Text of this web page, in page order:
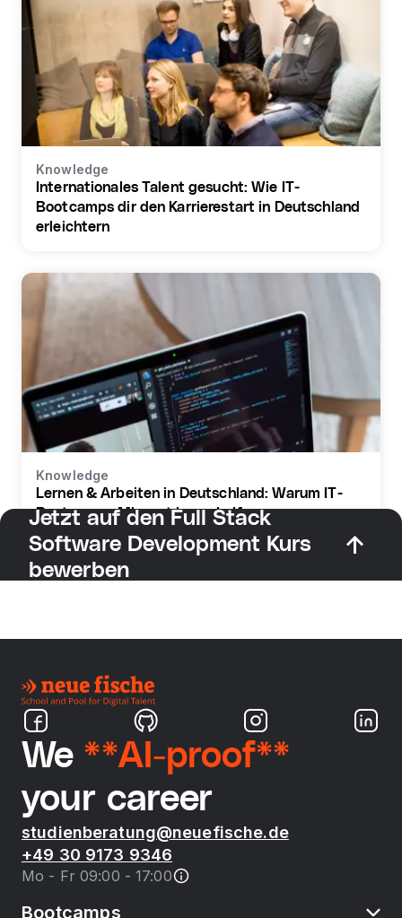
Knowledge
Internationales Talent gesucht: Wie IT-
Bootcamps dir den Karrierestart in Deutschland
erleichtern
Knowledge
Lernen & Arbeiten in Deutschland: Warum IT-
Bootcamps Migrant:innen helfen
Jetzt auf den Full Stack
Software Development Kurs
bewerben
We **AI-proof**
your career
studienberatung@neuefische.de
+49 30 9173 9346
Mo - Fr 09:00 - 17:00
Bootcamps